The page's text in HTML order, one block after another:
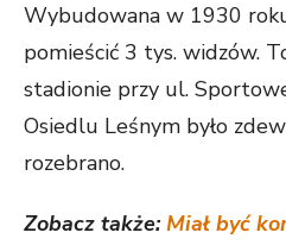
Wybudowana w 1930
pomieścić 3 tys. widzów.
stadionie przy ul.
Osiedlu Leśnym było
rozebrano.
Zobacz także: Miał być